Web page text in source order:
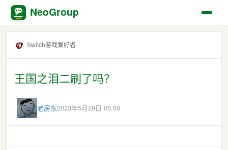
NeoGroup
Switch游戏爱好者
王国之泪二刷了吗？
老房东2023年5月29日 05:50